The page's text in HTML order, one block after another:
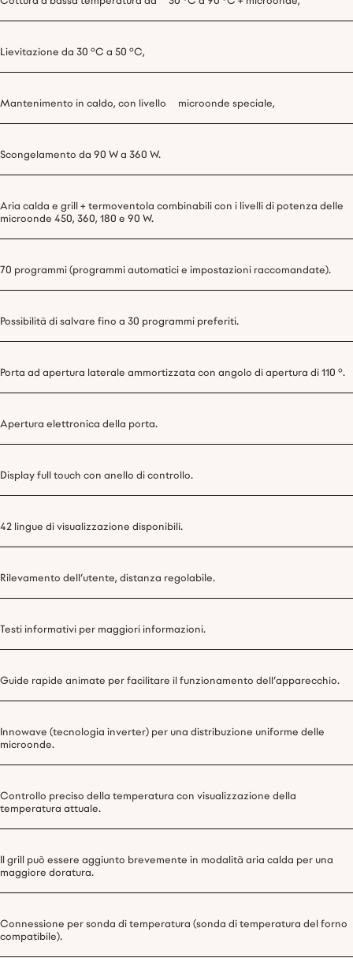
Lievitazione da 30 °C a 50 °C,
Mantenimento in caldo, con livello microonde speciale,
Scongelamento da 90 W a 360 W.
Aria calda e grill + termoventola combinabili con i livelli di potenza delle
microonde 450, 360, 180 e 90 W.
70 programmi (programmi automatici e impostazioni raccomandate).
Possibilità di salvare fino a 30 programmi preferiti.
Porta ad apertura laterale ammortizzata con angolo di apertura di 110 °.
Apertura elettronica della porta.
Display full touch con anello di controllo.
42 lingue di visualizzazione disponibili.
Rilevamento dell’utente, distanza regolabile.
Testi informativi per maggiori informazioni.
Guide rapide animate per facilitare il funzionamento dell’apparecchio.
Innowave (tecnologia inverter) per una distribuzione uniforme delle
microonde.
Controllo preciso della temperatura con visualizzazione della
temperatura attuale.
Il grill può essere aggiunto brevemente in modalità aria calda per una
maggiore doratura.
Connessione per sonda di temperatura (sonda di temperatura del forno
compatibile).